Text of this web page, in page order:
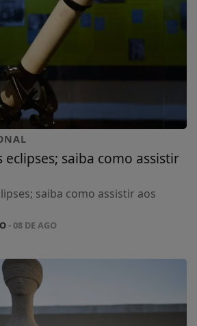
saiba como assistir
saiba como assistir aos
- 08 DE AGO